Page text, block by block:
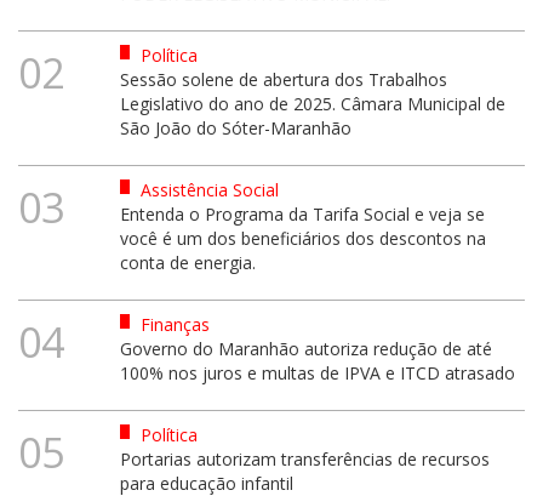
02
Política
Sessão solene de abertura dos Trabalhos
Legislativo do ano de 2025. Câmara Municipal de
São João do Sóter-Maranhão
03
Assistência Social
Entenda o Programa da Tarifa Social e veja se
você é um dos beneficiários dos descontos na
conta de energia.
04
Finanças
Governo do Maranhão autoriza redução de até
100% nos juros e multas de IPVA e ITCD atrasado
05
Política
Portarias autorizam transferências de recursos
para educação infantil